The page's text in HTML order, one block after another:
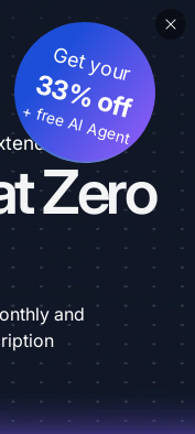
Zero
Get your
33% off
+ free AI Agent
and